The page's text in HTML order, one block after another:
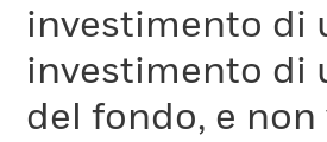
investimento di
investimento di
del fondo, e